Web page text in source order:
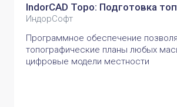
IndorCAD Topo: Подготовка
ИндорСофт
Программное обеспечение
топографические планы любых
цифровые модели местности